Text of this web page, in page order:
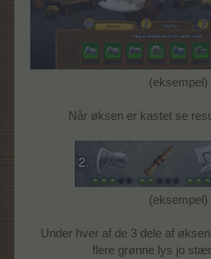
(eksempel)
Når øksen er kastet se
(eksempel)
Under hver af de 3 dele af
flere grønne lys jo